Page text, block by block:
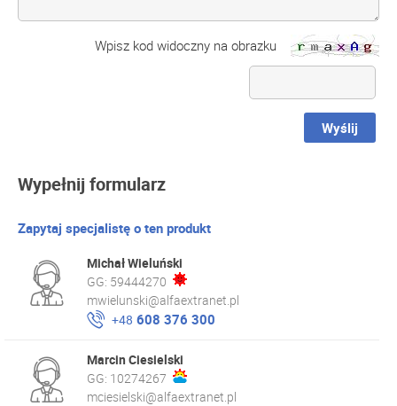
Wpisz kod widoczny na obrazku
Wyślij
Wypełnij formularz
Zapytaj specjalistę o ten produkt
Michał Wieluński
GG: 59444270
mwielunski@alfaextranet.pl
+48 608 376 300
Marcin Ciesielski
GG: 10274267
mciesielski@alfaextranet.pl